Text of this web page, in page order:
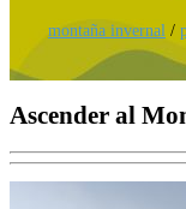
montaña invernal /
Ascender al